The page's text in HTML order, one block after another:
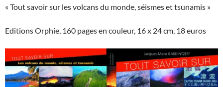
« Tout savoir sur les volcans du monde, séismes et tsunamis »
Editions Orphie, 160 pages en couleur, 16 x 24 cm, 18 euros